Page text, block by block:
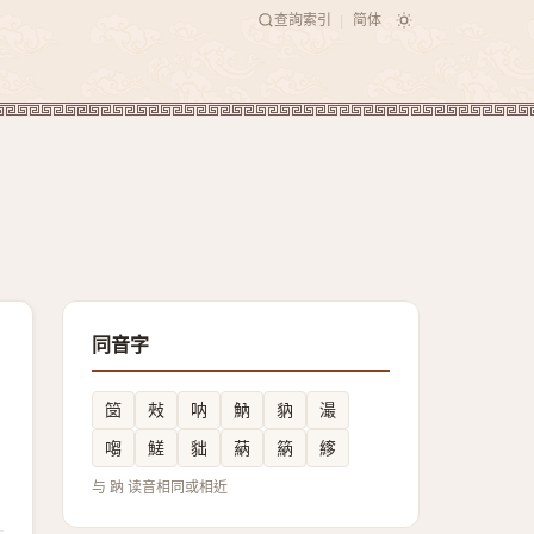
查詢索引 简体
同音字
笝 㪎 呐 魶 豽
㵊
㗙
䱹 貀 蒳 䈫 䋾
与 䟜 读音相同或相近